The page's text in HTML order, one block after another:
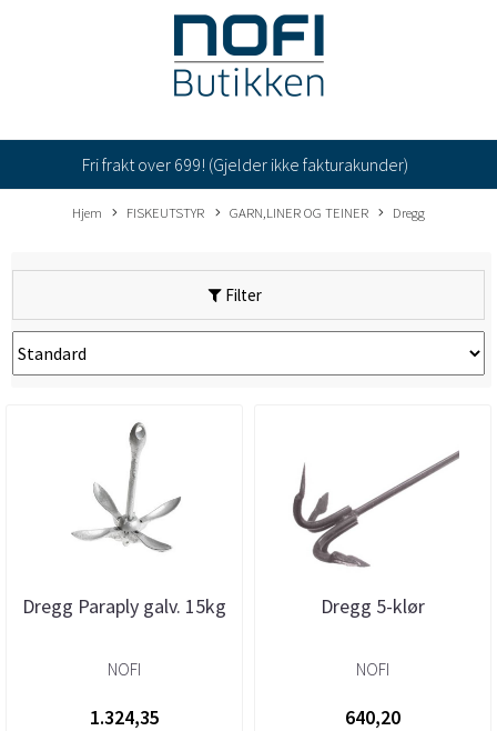
Fri frakt over 699! (Gjelder ikke fakturakunder)
Hjem FISKEUTSTYR GARN,LINER OG TEINER Dregg
Filter
Dregg Paraply galv. 15kg
NOFI
1.324,35
Dregg 5-klør
NOFI
640,20